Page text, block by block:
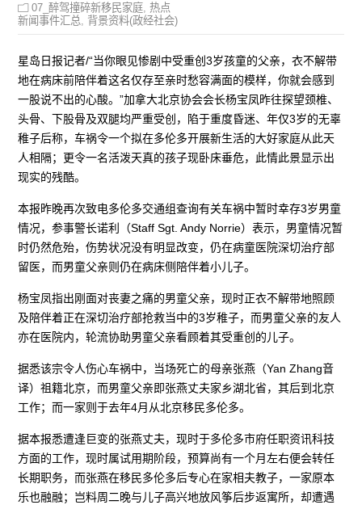
07_醉驾撞碎新移民家庭 ,热点
新闻事件汇总
背景资料(政经社会)
星岛日报记者/“当你眼见惨剧中受重创3岁孩童的父亲，衣不解带
地在病床前陪伴着这名仅存至亲时愁容满面的模样，你就会感到
一股说不出的心酸。”加拿大北京协会会长杨宝凤昨往探望颈椎、
头骨、下股骨及双腿均严重受创，陷于重度昏迷、年仅3岁的无辜
稚子后称，车祸令一个拟在多伦多开展新生活的大好家庭从此天
人相隔；更令一名活泼天真的孩子现卧床垂危，此情此景显示出
现实的残酷。
本报昨晚再次致电多伦多交通组查询有关车祸中暂时幸存3岁男童
情况，参事警长诺利（Staff Sgt. Andy Norrie）表示，男童情况暂
时仍然危殆，伤势状况没有明显改变，仍在病童医院深切治疗部
留医，而男童父亲则仍在病床侧陪伴着小儿子。
杨宝凤指出刚面对丧妻之痛的男童父亲，现时正衣不解带地照顾
及陪伴着正在深切治疗部抢救当中的3岁稚子，而男童父亲的友人
亦在医院内，轮流协助男童父亲看顾着其受重创的儿子。
据悉该宗令人伤心车祸中，当场死亡的母亲张燕（Yan Zhang音
译）祖籍北京，而男童父亲即张燕丈夫家乡湖北省，其后到北京
工作；而一家则于去年4月从北京移民多伦多。
据本报悉遭逢巨变的张燕丈夫，现时于多伦多市府任职资讯科技
方面的工作，现时属试用期阶段，预算尚有一个月左右便会转任
长期职务，而张燕在移民多伦多后专心在家相夫教子，一家原本
乐也融融；岂料周二晚与儿子高兴地放风筝后步返寓所，却遭遇